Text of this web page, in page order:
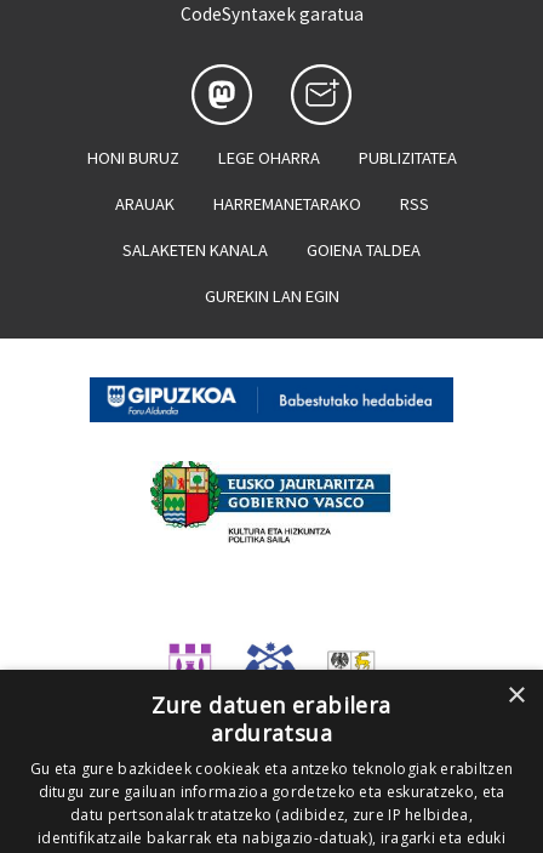
CodeSyntaxek garatua
HONI BURUZ LEGE OHARRA PUBLIZITATEA
ARAUAK HARREMANETARAKO RSS
SALAKETEN KANALA GOIENA TALDEA
GUREKIN LAN EGIN
×
Zure datuen erabilera
arduratsua
Gu eta gure bazkideek cookieak eta antzeko teknologiak erabiltzen
ditugu zure gailuan informazioa gordetzeko eta eskuratzeko, eta
datu pertsonalak tratatzeko (adibidez, zure IP helbidea,
identifikatzaile bakarrak eta nabigazio-datuak), iragarki eta eduki